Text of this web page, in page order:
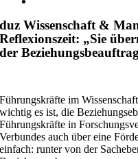
Bild
duz Wissenschaft &
Reflexionszeit: „Sie
der
Führungskräfte im
wichtig es ist, die
Führungskräfte in
Verbundes auch über eine
einfach: runter von der